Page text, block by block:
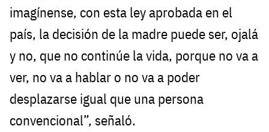
imagínense, con esta ley aprobada en el
país, la decisión de la madre puede ser, ojalá
y no, que no continúe la vida, porque no va a
ver, no va a hablar o no va a poder
desplazarse igual que una persona
convencional”, señaló.